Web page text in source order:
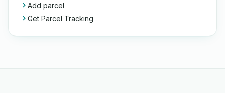
Add parcel
Get Parcel Tracking